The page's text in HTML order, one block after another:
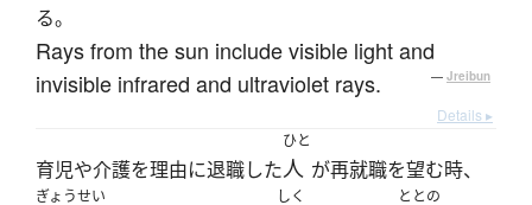
る。
Rays from the sun include visible light and
invisible infrared and ultraviolet rays.
— Jreibun
Details ▸
育児や介護を理由に退職した
ひと
人 が再就職を望む時、
ぎょうせい しく ととの